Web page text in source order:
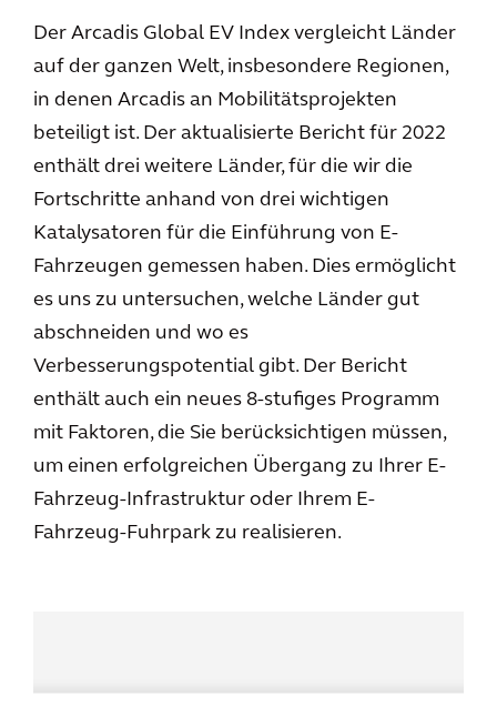
Der Arcadis Global EV Index vergleicht Länder
auf der ganzen Welt, insbesondere Regionen,
in denen Arcadis an Mobilitätsprojekten
beteiligt ist. Der aktualisierte Bericht für 2022
enthält drei weitere Länder, für die wir die
Fortschritte anhand von drei wichtigen
Katalysatoren für die Einführung von E-
Fahrzeugen gemessen haben. Dies ermöglicht
es uns zu untersuchen, welche Länder gut
abschneiden und wo es
Verbesserungspotential gibt. Der Bericht
enthält auch ein neues 8-stufiges Programm
mit Faktoren, die Sie berücksichtigen müssen,
um einen erfolgreichen Übergang zu Ihrer E-
Fahrzeug-Infrastruktur oder Ihrem E-
Fahrzeug-Fuhrpark zu realisieren.